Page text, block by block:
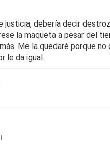
justicia, debería decir
la maqueta a pesar del
Me la quedaré porque
le da igual.